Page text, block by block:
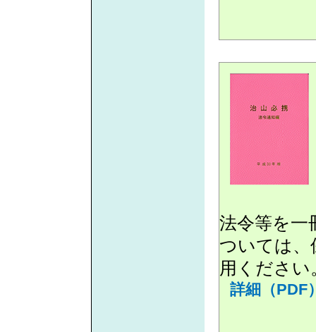
法令等を一
ついては、
用ください
詳細（PDF